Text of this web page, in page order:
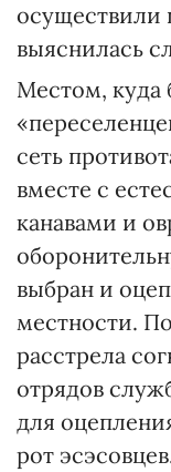
осуществили
выяснилась
Местом, куда
сеть
вместе с
канавами и
выбран и
местности.
расстрела
отрядов
для
рот